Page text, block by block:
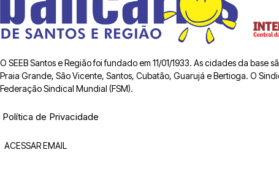
O SEEB Santos e Região foi fundado em 11/01/1933. As cidades da base
Praia Grande, São Vicente, Santos, Cubatão, Guarujá e Bertioga. O
Federação Sindical Mundial (FSM).
Política de Privacidade
ACESSAR EMAIL